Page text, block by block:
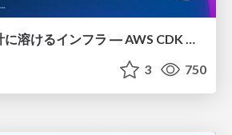
ソフトウェア設計に溶けるインフラ ― AWS CDK のインフラ認識論
3 750